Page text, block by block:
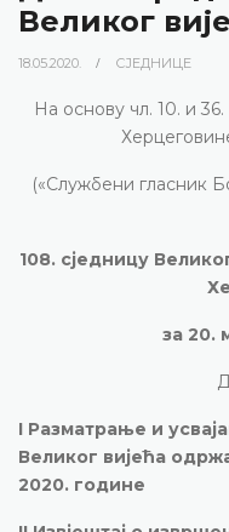
Великог
18.05.2020. СЈЕДНИЦЕ
На основу чл. 10. и
(«Службени гласник
108. сједницу
за 20.
I Разматрање и
Великог вијећа
2020. године